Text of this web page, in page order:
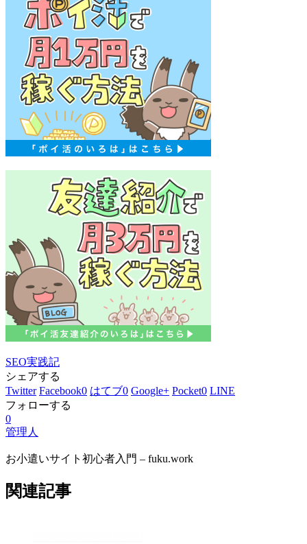
SEO実践記
シェアする
Twitter Facebook0 はてブ0 Google+ Pocket0 LINE
フォローする
0
管理人
お小遣いサイト初心者入門 – fuku.work
関連記事